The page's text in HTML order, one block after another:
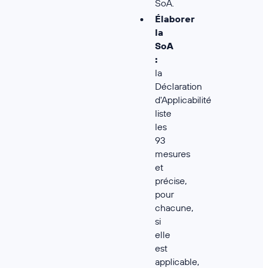
SoA.
Élaborer
la
SoA
:
la
Déclaration
d'Applicabilité
liste
les
93
mesures
et
précise,
pour
chacune,
si
elle
est
applicable,